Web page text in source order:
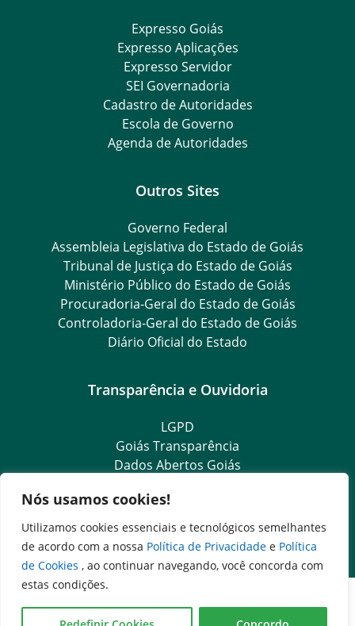
Nós usamos cookies!
Utilizamos cookies essenciais e tecnológicos semelhantes
de acordo com a nossa Política de Privacidade e Política
de Cookies , ao continuar navegando, você concorda com
estas condições.
Expresso Goiás
Expresso Aplicações
Expresso Servidor
SEI Governadoria
Cadastro de Autoridades
Escola de Governo
Agenda de Autoridades
Outros Sites
Governo Federal
Assembleia Legislativa do Estado de Goiás
Tribunal de Justiça do Estado de Goiás
Ministério Público do Estado de Goiás
Procuradoria-Geral do Estado de Goiás
Controladoria-Geral do Estado de Goiás
Diário Oficial do Estado
Transparência e Ouvidoria
LGPD
Goiás Transparência
Dados Abertos Goiás
e-SIC – Serviço Eletrônico de Informação ao Cidadão
Ouvidoria Setorial (Expresso)
Ouvidoria Setorial (Presencial)